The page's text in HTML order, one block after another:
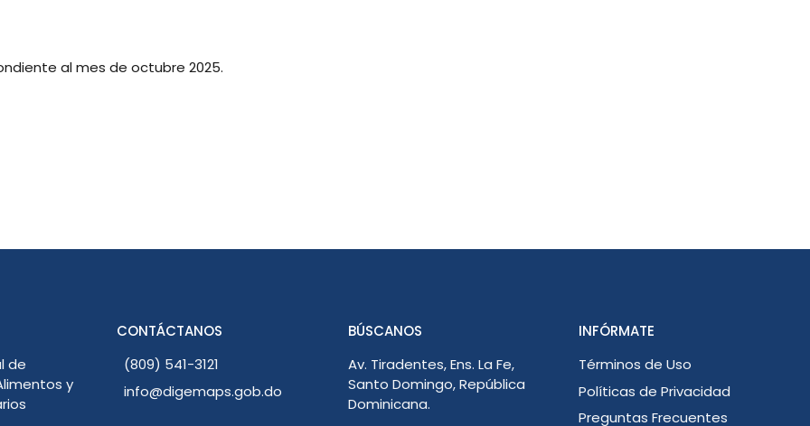
al mes de octubre 2025.
de
y
CONTÁCTANOS
(809) 541-3121
info@digemaps.gob.do
BÚSCANOS
Av. Tiradentes, Ens. La Fe,
Santo Domingo, República
Dominicana.
INFÓRMATE
Términos de Uso
Políticas de Privacidad
Preguntas Frecuentes